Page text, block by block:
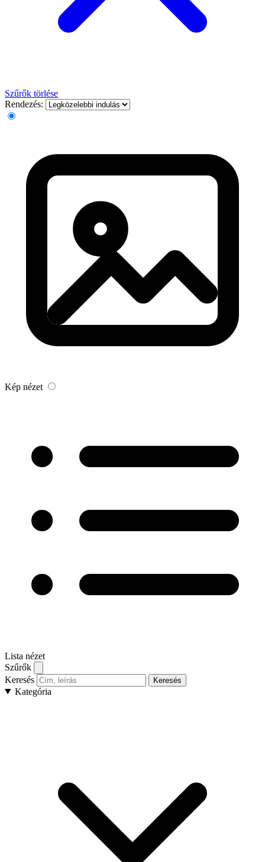
Szűrők törlése
Rendezés:
Kép nézet
Lista nézet
Szűrők
Keresés
Keresés
Kategória